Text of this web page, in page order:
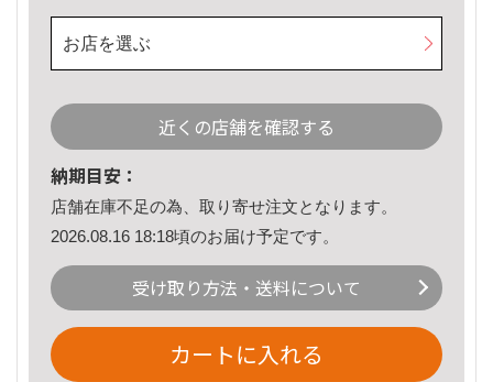
お店を選ぶ
近くの店舗を確認する
納期目安：
店舗在庫不足の為、取り寄せ注文となります。
2026.08.16 18:18頃のお届け予定です。
受け取り方法・送料について
カートに入れる